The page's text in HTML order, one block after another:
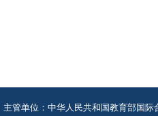
主管单位：中华人民共和国教育部国